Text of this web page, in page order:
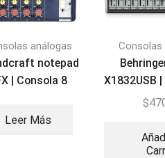
análogas
notepad
| Consola 8
Leer Más
Consolas
X1832USB
$